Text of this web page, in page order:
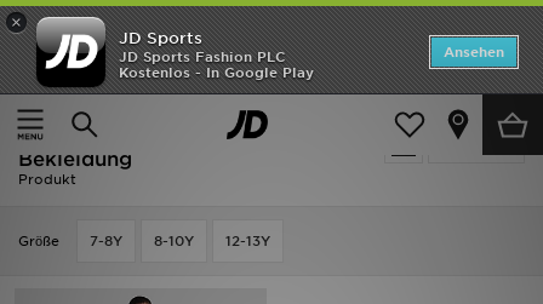
×
JD Sports
JD Sports Fashion PLC
Kostenlos - In Google Play
Ansehen
Home
Kinder Kleidung Jugendliche (8-15 Jahre) Shorts
Verfeinern
Schwarz Shorts - Nike Multi Knit -
Bekleidung
Produkt
Grӧße 7-8Y 8-10Y 12-13Y
ANGEBOTE
Neuheiten
Herren